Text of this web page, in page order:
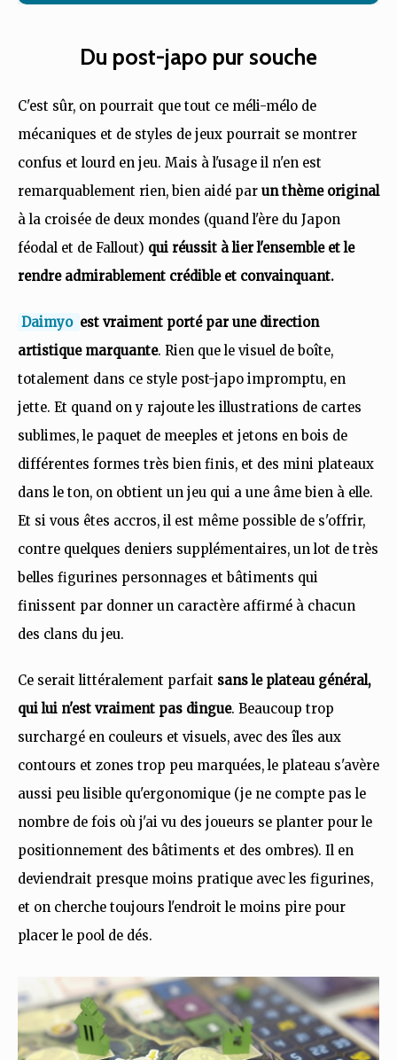
Du post-japo pur souche
C'est sûr, on pourrait que tout ce méli-mélo de
mécaniques et de styles de jeux pourrait se montrer
confus et lourd en jeu. Mais à l'usage il n'en est
remarquablement rien, bien aidé par un thème original
à la croisée de deux mondes (quand l'ère du Japon
féodal et de Fallout) qui réussit à lier l'ensemble et le
rendre admirablement crédible et convainquant.
Daimyo est vraiment porté par une direction
artistique marquante. Rien que le visuel de boîte,
totalement dans ce style post-japo impromptu, en
jette. Et quand on y rajoute les illustrations de cartes
sublimes, le paquet de meeples et jetons en bois de
différentes formes très bien finis, et des mini plateaux
dans le ton, on obtient un jeu qui a une âme bien à elle.
Et si vous êtes accros, il est même possible de s'offrir,
contre quelques deniers supplémentaires, un lot de très
belles figurines personnages et bâtiments qui
finissent par donner un caractère affirmé à chacun
des clans du jeu.
Ce serait littéralement parfait sans le plateau général,
qui lui n'est vraiment pas dingue. Beaucoup trop
surchargé en couleurs et visuels, avec des îles aux
contours et zones trop peu marquées, le plateau s'avère
aussi peu lisible qu'ergonomique (je ne compte pas le
nombre de fois où j'ai vu des joueurs se planter pour le
positionnement des bâtiments et des ombres). Il en
deviendrait presque moins pratique avec les figurines,
et on cherche toujours l'endroit le moins pire pour
placer le pool de dés.